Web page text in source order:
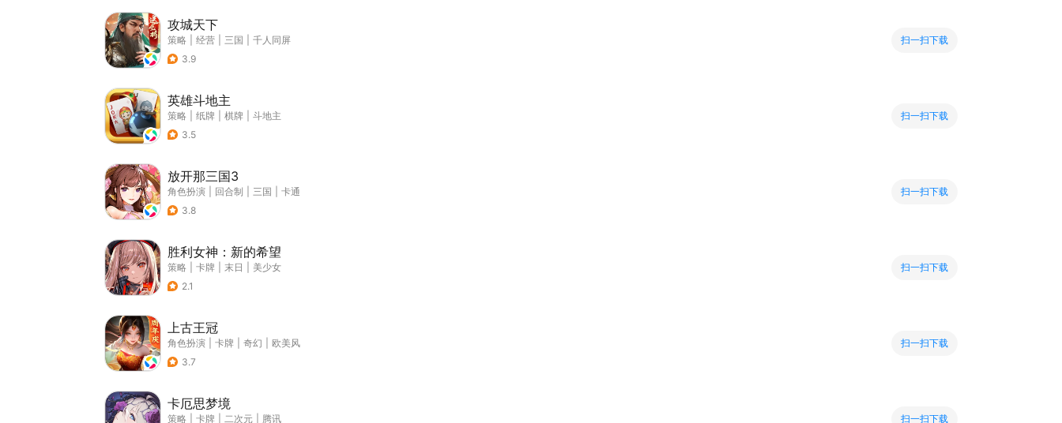
攻城天下
策略 经营 三国
千人同屏
3.9
扫一扫下载
英雄斗地主
策略 纸牌 棋牌
斗地主
3.5
扫一扫下载
放开那三国3
角色扮演 回合制 三国
卡通
3.8
扫一扫下载
胜利女神：新的希望
策略 卡牌 末日
美少女
2.1
扫一扫下载
上古王冠
角色扮演 卡牌 奇幻
欧美风
3.7
扫一扫下载
卡厄思梦境
策略 卡牌 二次元
腾讯
扫一扫下载